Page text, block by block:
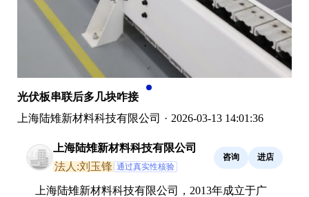
光伏板串联后多几块咋接
上海陆雉新材料科技有限公司 · 2026-03-13 14:01:36
上海陆雉新材料科技有限公司
法人:刘玉锋 通过真实性核验
咨询 进店
上海陆雉新材料科技有限公司，2013年成立于广